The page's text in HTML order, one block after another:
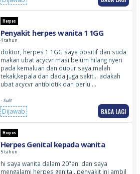
Herpes
Penyakit herpes wanita 1 1GG
4 tahun
doktor, herpes 1 1GG saya positif dan suda
makan ubat acycvr masi belum hilang nyeri
pada kemaluan dan dubur saya,malah
tekak,kepala dan dada juga sakit… adakah
ubat acycvr antibiotik dan perlu …
- Sulit
Dijawab BACA LAGI
Herpes
Herpes Genital kepada wanita
5 tahun
hi saya wanita dalam 20’'an. dan saya
mengalami herpes genital. penyakit ini ambil